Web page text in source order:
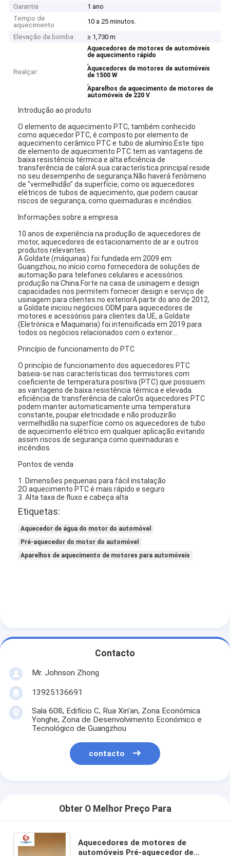
Fábrica
Controle de Qualidade
Caldeiras para motores de automóveis
Aquecedores de reservatórios de óleo
Aquecedor de ventilador PTC
Garantia
1 ano
Tempo de
aquecimento
10 a 25 minutos.
Elevação da bomba
≥ 1,730 m
Realçar:
Aquecedores de motores de automóveis
de aquecimento rápido
,
Aquecedores de motores de automóveis
de 1500 W
,
Aparelhos de aquecimento de motores de
automóveis de 220 V
Introdução ao produto
O elemento de aquecimento PTC, também conhecido
como aquecedor PTC, é composto por elemento de
aquecimento cerâmico PTC e tubo de alumínio.Este tipo
de elemento de aquecimento PTC tem as vantagens de
baixa resistência térmica e alta eficiência de
transferência de calorA sua característica principal reside
no seu desempenho de segurança.Não haverá fenômeno
de "vermelhidão" da superfície, como os aquecedores
elétricos de tubos de aquecimento, que podem causar
riscos de segurança, como queimaduras e incêndios.
Informações sobre a empresa
10 anos de experiência na produção de aquecedores de
motor, aquecedores de estacionamento de ar e outros
produtos relevantes.
A Goldate (máquinas) foi fundada em 2009 em
Guangzhou, no início como fornecedora de soluções de
automação para telefones celulares e acessórios.
produção na China.Forte na casa de usinagem e design
capacidades nos permitem fornecer design e serviço de
usinagem para clientes no exteriorA partir do ano de 2012,
a Goldate iniciou negócios ODM para aquecedores de
motores e acessórios para clientes da UE, a Goldate
(Eletrónica e Maquinaria) foi intensificada em 2019 para
todos os negócios relacionados com o exterior....
Princípio de funcionamento do PTC
O princípio de funcionamento dos aquecedores PTC
baseia-se nas características dos termistores com
coeficiente de temperatura positiva (PTC).que possuem
as vantagens de baixa resistência térmica e elevada
eficiência de transferência de calorOs aquecedores PTC
podem manter automaticamente uma temperatura
constante, poupar eletricidade e não produzirão
vermelhidão na superfície como os aquecedores de tubo
de aquecimento elétrico em qualquer aplicação.evitando
assim riscos de segurança como queimaduras e
incêndios
Pontos de venda
1. Dimensões pequenas para fácil instalação
2O aquecimento PTC é mais rápido e seguro
3. Alta taxa de fluxo e cabeça alta
Etiquetas:
Aquecedor de água do motor do automóvel
Pré-aquecedor do motor do automóvel
Aparelhos de aquecimento de motores para automóveis
Contacto
Mr. Johnson Zhong
13925136691
Sala 608, Edifício C, Rua Xin'an, Zona Económica
Yonghe, Zona de Desenvolvimento Económico e
Tecnológico de Guangzhou
contacto
Obter O Melhor Preço Para
Aquecedores de motores de
automóveis Pré-aquecedor de